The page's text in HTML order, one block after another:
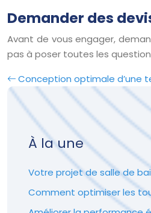
Demander des
Avant de vous engager,
pas à poser toutes les
Conception optimale d’une
À la une
Votre projet de salle de
Comment optimiser les